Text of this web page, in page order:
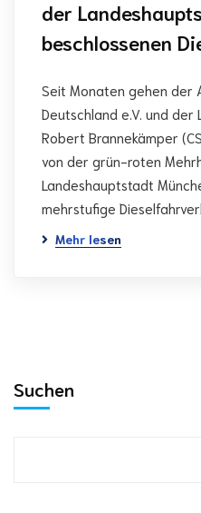
der
beschlossenen
Seit Monaten gehen der
Deutschland e.V. und
Robert Brannekämper
von der grün-roten
Landeshauptstadt
mehrstufige
Mehr lesen
Suchen